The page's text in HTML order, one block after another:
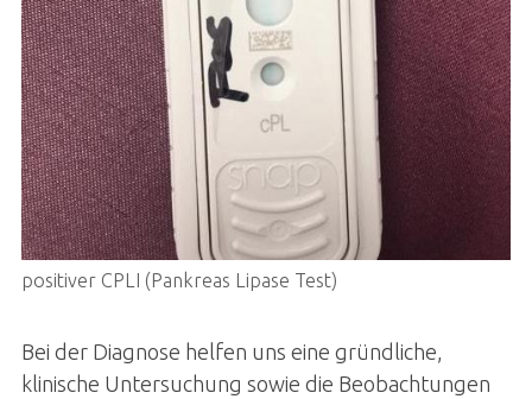
positiver CPLI (Pankreas Lipase Test)
Bei der Diagnose helfen uns eine gründliche,
klinische Untersuchung sowie die Beobachtungen